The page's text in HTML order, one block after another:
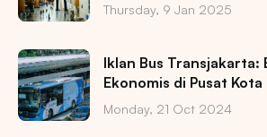
Thursday, 9 Jan 2025
Iklan Bus Transjakarta:
Ekonomis di Pusat
Monday, 21 Oct 2024